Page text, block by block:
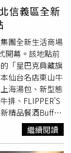
京味噌等日式基
裡的料理設計靈
，像是單點菜色
田樂燒」等都值
葉（豆皮）在京
軟再做成西式生
的生麩在日本傳
飽柴魚湯汁再品
顏色較深的赤味
醬則較為甜口，
「午仔魚一夜干
元，圖／魏妤
麥麵與握壽司五
信義區全新
團全新生活商場
開幕。該地點前
「星巴克典藏旗
仙台名店東山牛
海湯包、新型態
排、FLIPPER'S
精品餐酒Buffet
的「瑪黑餐酒
販售至8/31的
明太子酥炸，再
繼續閱讀